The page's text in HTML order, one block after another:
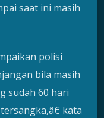
saat ini masih
polisi
bila masih
sudah 60 hari
kata